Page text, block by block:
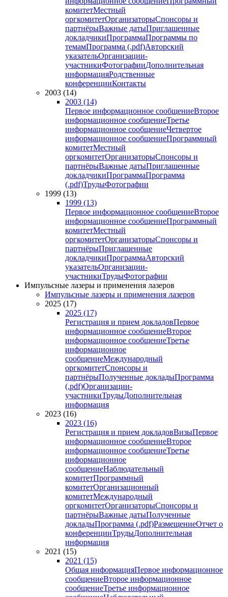
комитетМестный
оргкомитетОрганизаторыСпонсоры и
партнёрыВажные датыПриглашенные
докладчикиПрограммаПрограммы по
темамПрограмма (.pdf)Авторский
указательОрганизации-
участникиФотографииДополнительная
информацияРодственные
конференцииКонтакты
2003 (14)
2003 (14)
Первое информационное сообщениеВторое
информационное сообщениеТретье
информационное сообщениеЧетвертое
информационное сообщениеПрограммный
комитетМестный
оргкомитетОрганизаторыСпонсоры и
партнёрыВажные датыПриглашенные
докладчикиПрограммаПрограмма
(.pdf)ТрудыФотографии
1999 (13)
1999 (13)
Первое информационное сообщениеВторое
информационное сообщениеПрограммный
комитетМестный
оргкомитетОрганизаторыСпонсоры и
партнёрыПриглашенные
докладчикиПрограммаАвторский
указательОрганизации-
участникиТрудыФотографии
Импульсные лазеры и применения лазеров
Импульсные лазеры и применения лазеров
2025 (17)
2025 (17)
Регистрация и прием докладовПервое
информационное сообщениеВторое
информационное сообщениеТретье
информационное
сообщениеМеждународный
оргкомитетСпонсоры и
партнёрыПолученные докладыПрограмма
(.pdf)Организации-
участникиТрудыДополнительная
информация
2023 (16)
2023 (16)
Регистрация и прием докладовВизыПервое
информационное сообщениеВторое
информационное сообщениеТретье
информационное
сообщениеНаблюдательный
комитетПрограммный
комитетОрганизационный
комитетМеждународный
оргкомитетОрганизаторыСпонсоры и
партнёрыВажные датыПолученные
докладыПрограмма (.pdf)РазмещениеОтчет о
конференцииТрудыДополнительная
информация
2021 (15)
2021 (15)
Общая информацияПервое информационное
сообщениеВторое информационное
сообщениеТретье информационное